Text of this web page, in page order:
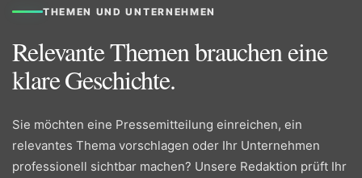
THEMEN UND UNTERNEHMEN
Relevante Themen brauchen eine
klare Geschichte.
Sie möchten eine Pressemitteilung einreichen, ein
relevantes Thema vorschlagen oder Ihr Unternehmen
professionell sichtbar machen? Unsere Redaktion prüft Ihr